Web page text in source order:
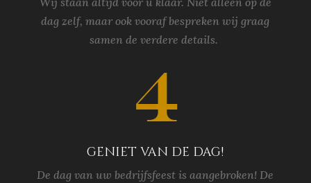
dag zelf, maar ook vooraf bespreken wij graag
samen de verdere details.
geniet van de dag!
De dag van uw bedrijfsfeest is aangebroken! De